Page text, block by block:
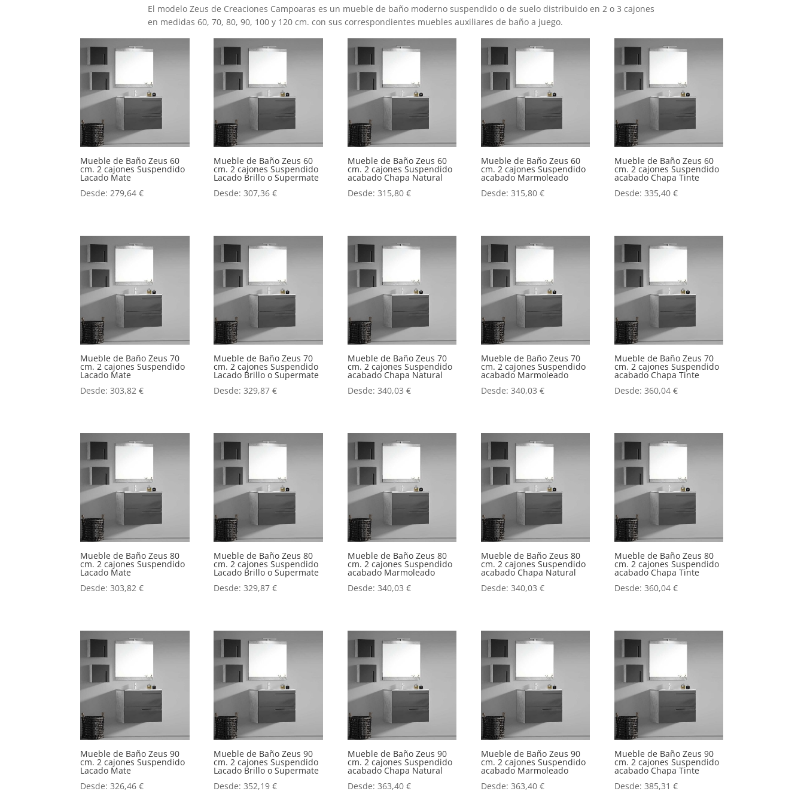
El modelo Zeus de Creaciones Campoaras es un mueble de baño moderno suspendido o de suelo distribuido en 2 o 3 cajones
en medidas 60, 70, 80, 90, 100 y 120 cm. con sus correspondientes muebles auxiliares de baño a juego.
Mueble de Baño Zeus 60
cm. 2 cajones Suspendido
Lacado Mate
Desde:279,64€
Mueble de Baño Zeus 60
cm. 2 cajones Suspendido
Lacado Brillo o Supermate
Desde:307,36€
Mueble de Baño Zeus 60
cm. 2 cajones Suspendido
acabado Chapa Natural
Desde: 315,80 €
Mueble de Baño Zeus 60
cm. 2 cajones Suspendido
acabado Marmoleado
Desde: 315,80 €
Mueble de Baño Zeus 60
cm. 2 cajones Suspendido
acabado Chapa Tinte
Desde: 335,40 €
Mueble de Baño Zeus 70
cm. 2 cajones Suspendido
Lacado Mate
Desde:303,82€
Mueble de Baño Zeus 70
cm. 2 cajones Suspendido
Lacado Brillo o Supermate
Desde:329,87€
Mueble de Baño Zeus 70
cm. 2 cajones Suspendido
acabado Chapa Natural
Desde: 340,03 €
Mueble de Baño Zeus 70
cm. 2 cajones Suspendido
acabado Marmoleado
Desde: 340,03 €
Mueble de Baño Zeus 70
cm. 2 cajones Suspendido
acabado Chapa Tinte
Desde: 360,04 €
Mueble de Baño Zeus 80
cm. 2 cajones Suspendido
Lacado Mate
Desde:303,82€
Mueble de Baño Zeus 80
cm. 2 cajones Suspendido
Lacado Brillo o Supermate
Desde:329,87€
Mueble de Baño Zeus 80
cm. 2 cajones Suspendido
acabado Marmoleado
Desde: 340,03 €
Mueble de Baño Zeus 80
cm. 2 cajones Suspendido
acabado Chapa Natural
Desde: 340,03 €
Mueble de Baño Zeus 80
cm. 2 cajones Suspendido
acabado Chapa Tinte
Desde: 360,04 €
Mueble de Baño Zeus 90
cm. 2 cajones Suspendido
Lacado Mate
Desde:326,46€
Mueble de Baño Zeus 90
cm. 2 cajones Suspendido
Lacado Brillo o Supermate
Desde:352,19€
Mueble de Baño Zeus 90
cm. 2 cajones Suspendido
acabado Chapa Natural
Desde: 363,40 €
Mueble de Baño Zeus 90
cm. 2 cajones Suspendido
acabado Marmoleado
Desde: 363,40 €
Mueble de Baño Zeus 90
cm. 2 cajones Suspendido
acabado Chapa Tinte
Desde: 385,31 €